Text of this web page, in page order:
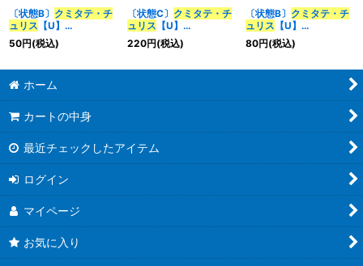
〔状態B〕 クミタテ・チ
ュリス 【U】
{22RP243/74}《火》
50円(税込)
〔状態C〕 クミタテ・チ
ュリス 【U】
{22RP216A/20}《火》
220円(税込)
〔状態B〕 クミタテ・チ
ュリス 【U】
{22RP2X43/74}《火》
80円(税込)
ホーム
カートの中身
最近チェックしたアイテム
ログイン
マイページ
お気に入り